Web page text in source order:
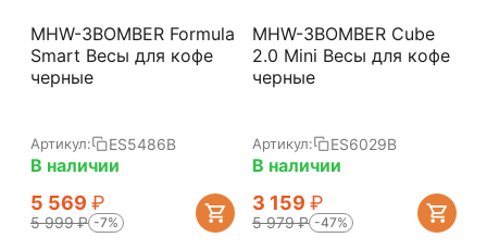
MHW-3BOMBER Formula
Smart Весы для кофе
черные
Артикул: ES5486B
В наличии
5 569 ₽
5 999₽ -7%
MHW-3BOMBER Cube
2.0 Mini Весы для кофе
черные
Артикул: ES6029B
В наличии
3 159 ₽
5 979₽ -47%